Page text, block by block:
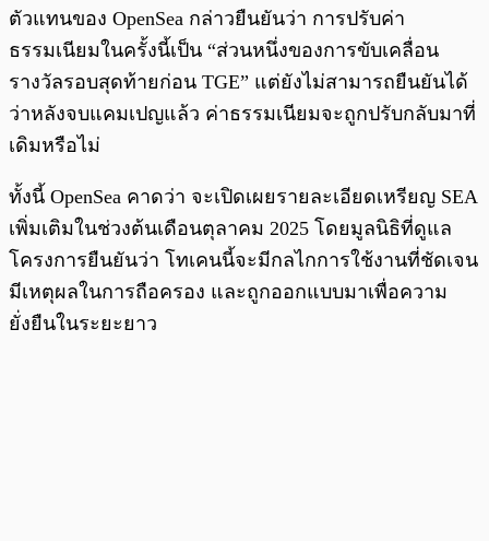
ตัวแทนของ OpenSea กล่าวยืนยันว่า การปรับค่า
ธรรมเนียมในครั้งนี้เป็น “ส่วนหนึ่งของการขับเคลื่อน
รางวัลรอบสุดท้ายก่อน TGE” แต่ยังไม่สามารถยืนยันได้
ว่าหลังจบแคมเปญแล้ว ค่าธรรมเนียมจะถูกปรับกลับมาที่
เดิมหรือไม่
ทั้งนี้ OpenSea คาดว่า จะเปิดเผยรายละเอียดเหรียญ SEA
เพิ่มเติมในช่วงต้นเดือนตุลาคม 2025 โดยมูลนิธิที่ดูแล
โครงการยืนยันว่า โทเคนนี้จะมีกลไกการใช้งานที่ชัดเจน
มีเหตุผลในการถือครอง และถูกออกแบบมาเพื่อความ
ยั่งยืนในระยะยาว